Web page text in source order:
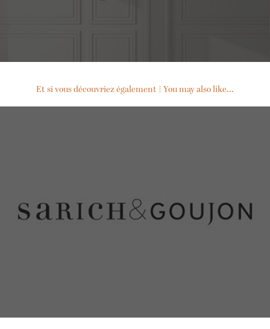
Et si vous découvriez également | You may also like...